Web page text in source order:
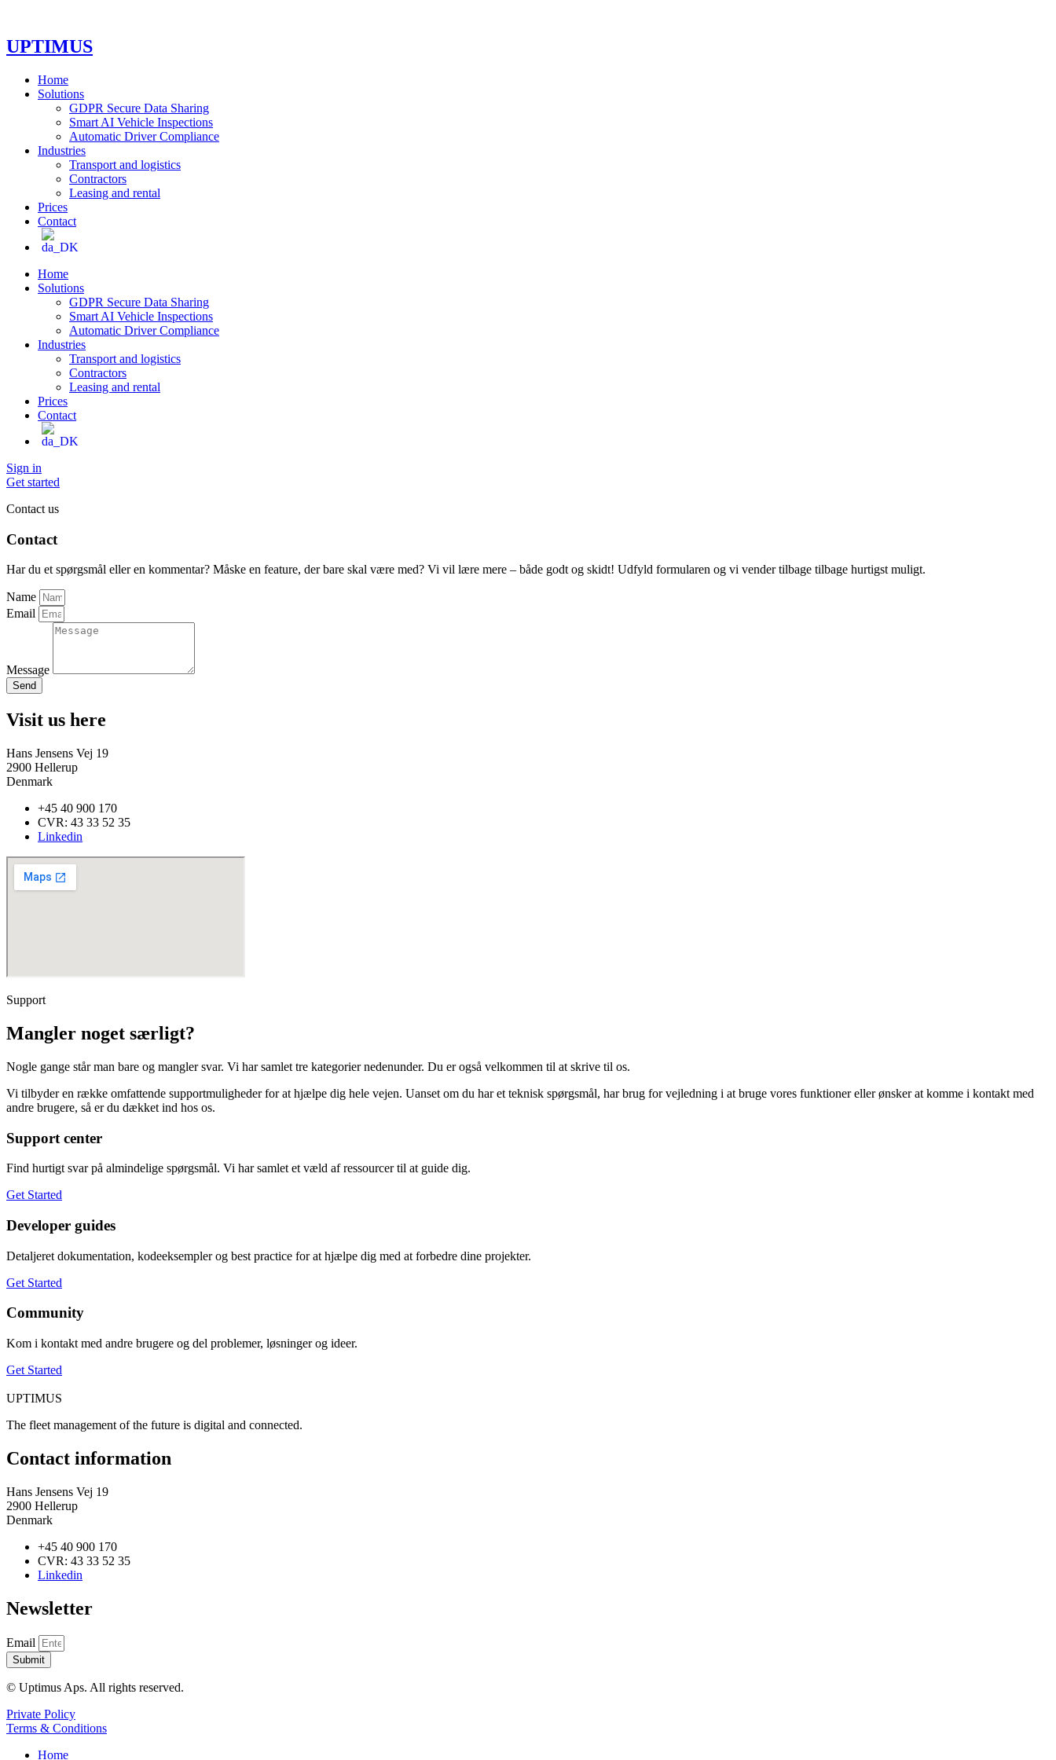
content
UPTIMUS
Home
Solutions
GDPR Secure Data Sharing
Smart AI Vehicle Inspections
Automatic Driver Compliance
Industries
Transport and logistics
Contractors
Leasing and rental
Prices
Contact
Home
Solutions
GDPR Secure Data Sharing
Smart AI Vehicle Inspections
Automatic Driver Compliance
Industries
Transport and logistics
Contractors
Leasing and rental
Prices
Contact
Sign in
Get started
Contact us
Contact
Har du et spørgsmål eller en kommentar? Måske en feature, der bare skal være med? Vi vil lære mere – både godt og skidt! Udfyld formularen og vi vender tilbage tilbage hurtigst muligt.
Name
Email
Message
Send
Visit us here
Hans Jensens Vej 19
2900 Hellerup
Denmark
+45 40 900 170
CVR: 43 33 52 35​
Linkedin
Support
Mangler noget særligt?
Nogle gange står man bare og mangler svar. Vi har samlet tre kategorier nedenunder. Du er også velkommen til at skrive til os.
Vi tilbyder en række omfattende supportmuligheder for at hjælpe dig hele vejen. Uanset om du har et teknisk spørgsmål, har brug for vejledning i at bruge vores funktioner eller ønsker at komme i kontakt med
andre brugere, så er du dækket ind hos os.
Support center
Find hurtigt svar på almindelige spørgsmål. Vi har samlet et væld af ressourcer til at guide dig.
Get Started
Developer guides
Detaljeret dokumentation, kodeeksempler og best practice for at hjælpe dig med at forbedre dine projekter.
Get Started
Community
Kom i kontakt med andre brugere og del problemer, løsninger og ideer.
Get Started
UPTIMUS
The fleet management of the future is digital and connected.
Contact information
Hans Jensens Vej 19
2900 Hellerup
Denmark
+45 40 900 170
CVR: 43 33 52 35​
Linkedin
Newsletter
Email
Submit
© Uptimus Aps. All rights reserved.
Private Policy
Terms & Conditions
Home